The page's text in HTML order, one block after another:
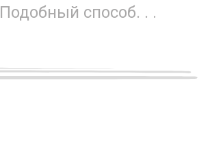
Подобный способ. . .